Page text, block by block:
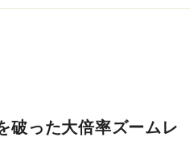
破った大倍率ズームレ